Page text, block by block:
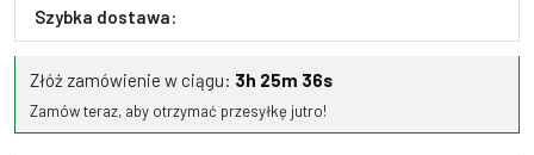
Szybka dostawa:
Złóż zamówienie w ciągu: 3h 25m 35s
Zamów teraz, aby otrzymać przesyłkę jutro!